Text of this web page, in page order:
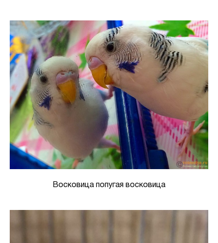
Восковица попугая восковица